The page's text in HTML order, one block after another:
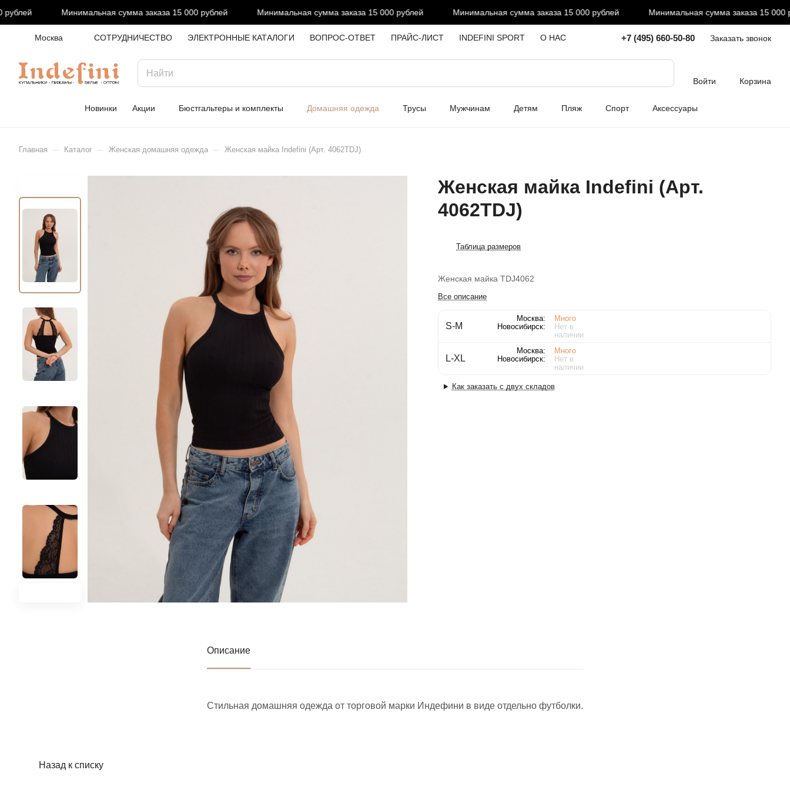
Минимальная сумма заказа 15 000 рублей Минимальная сумма заказа 15 000 рублей Минимальная сумма заказа 15 000 рублей Минимальная сумма заказа 15 000
Москва СОТРУДНИЧЕСТВО ЭЛЕКТРОННЫЕ КАТАЛОГИ ВОПРОС-ОТВЕТ ПРАЙС-ЛИСТ INDEFINI SPORT О НАС +7 (495) 660-50-80 Заказать звонок
Войти Корзина
Новинки Акции Бюстгальтеры и комплекты Домашняя одежда Трусы Мужчинам Детям Пляж Спорт Аксессуары
Главная – Каталог – Женская домашняя одежда – Женская майка Indefini (Арт. 4062TDJ)
Женская майка Indefini (Арт.
4062TDJ)
Таблица размеров
Женская майка TDJ4062
Все описание
S-M
Москва:
Много
Новосибирск:
Нет в
наличии
L-XL
Москва:
Много
Новосибирск:
Нет в
наличии
Как заказать с двух складов
Описание
Стильная домашняя одежда от торговой марки Индефини в виде отдельно футболки.
Назад к списку